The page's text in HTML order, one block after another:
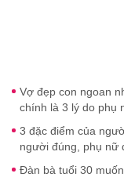
Vợ đẹp con ngoan
chính là 3 lý do phụ
3 đặc điểm của
người đúng, phụ nữ
Đàn bà tuổi 30